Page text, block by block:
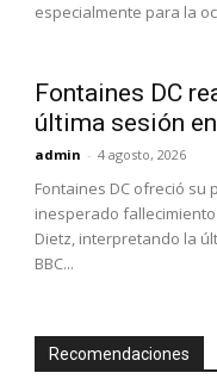
especialmente para la
Fontaines DC
última sesión
admin - 4 agosto, 2026
Fontaines DC ofreció su
inesperado
Dietz, interpretando la
BBC...
Recomendaciones